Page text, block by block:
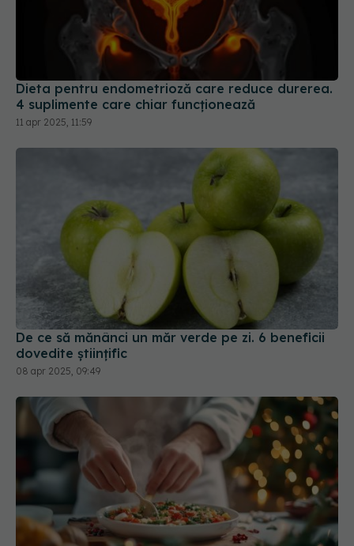
Dieta pentru endometrioză care reduce durerea.
4 suplimente care chiar funcționează
11 apr 2025, 11:59
De ce să mănânci un măr verde pe zi. 6 beneficii
dovedite științific
08 apr 2025, 09:49